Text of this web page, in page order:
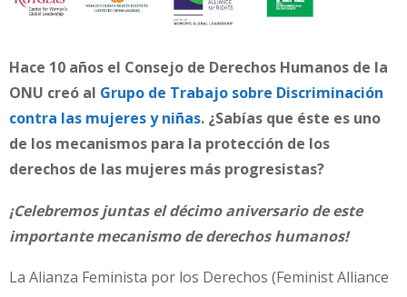
Hace 10 años el Consejo de Derechos Humanos de la
ONU creó al Grupo de Trabajo sobre Discriminación
contra las mujeres y niñas. ¿Sabías que éste es uno
de los mecanismos para la protección de los
derechos de las mujeres más progresistas?
¡Celebremos juntasel décimo aniversario de este
importante mecanismo de derechos humanos!
La Alianza Feminista por los Derechos (Feminist Alliance